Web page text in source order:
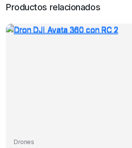
Productos relacionados
Drones